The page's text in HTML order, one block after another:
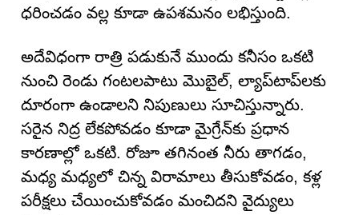
ధరించడం వల్ల కూడా ఉపశమనం లభిస్తుంది.
అదేవిధంగా రాత్రి పడుకునే ముందు కనీసం ఒకటి
నుంచి రెండు గంటలపాటు మొబైల్‌, ల్యాప్‌టాప్‌లకు
దూరంగా ఉండాలని నిపుణులు సూచిస్తున్నారు.
సరైన నిద్ర లేకపోవడం కూడా మైగ్రేన్‌కు ప్రధాన
కారణాల్లో ఒకటి. రోజూ తగినంత నీరు తాగడం,
మధ్య మధ్యలో చిన్న విరామాలు తీసుకోవడం, కళ్ల
పరీక్షలు చేయించుకోవడం మంచిదని వైద్యులు